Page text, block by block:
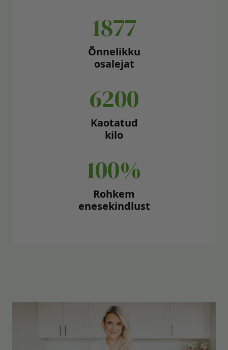
1877
Õnnelikku
osalejat
6200
Kaotatud
kilo
100%
Rohkem
enesekindlust